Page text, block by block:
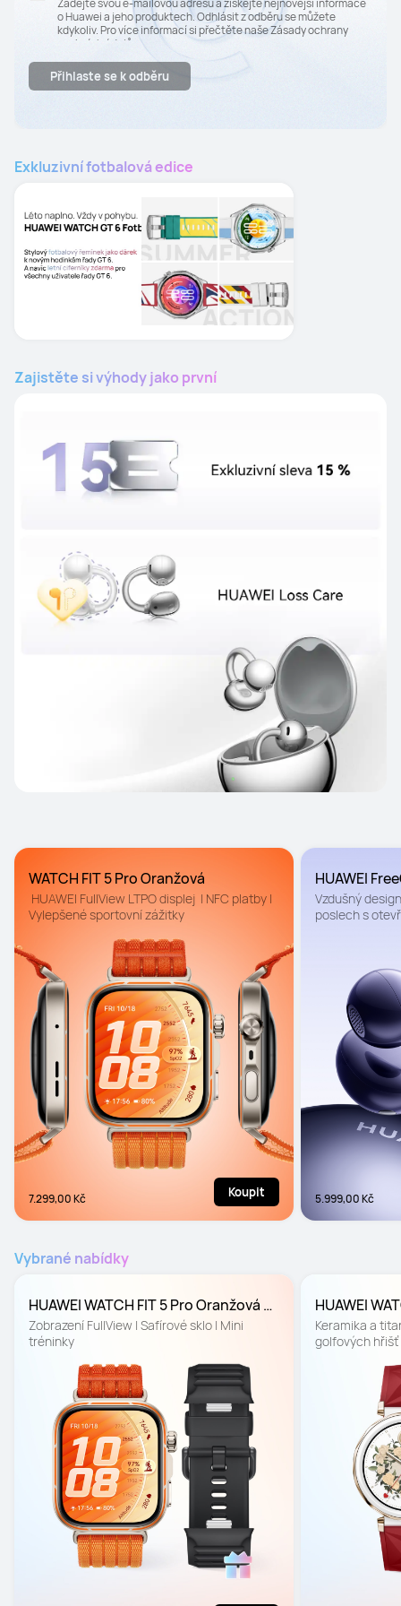
o Huawei a jeho produktech. Odhlásit z odběru se můžete
kdykoliv. Pro více informací si přečtěte naše Zásady ochrany
osobních údajů.
Přihlaste se k odběru
Exkluzivní fotbalová edice
Zajistěte si výhody jako první
WATCH FIT 5 Pro Oranžová
HUAWEI FullView LTPO displej  | NFC platby |
Vylepšené sportovní zážitky
7.299,00 Kč Koupit
HUAWEI
Vzdušný
poslech s
5.999,00 Kč
Vybrané nabídky
HUAWEI WATCH FIT 5 Pro Oranžová
Barevná edice
Zobrazení FullView | Safírové sklo | Mini
tréninky
HUAWEI
Vánoční
Keramika a
golfových hřišť